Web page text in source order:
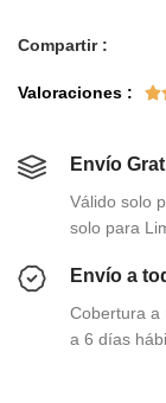
Compartir :
Valoraciones : 
Envío
Válido solo
solo para
Envío a
Cobertura a
a 6 días